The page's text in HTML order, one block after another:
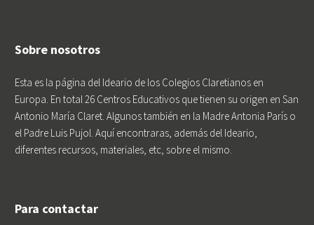
Sobre nosotros
Esta es la página del Ideario de los Colegios Claretianos en
Europa. En total 26 Centros Educativos que tienen su origen en San
Antonio María Claret. Algunos también en la Madre Antonia París o
el Padre Luis Pujol. Aquí encontraras, además del Ideario,
diferentes recursos, materiales, etc, sobre el mismo.
Para contactar